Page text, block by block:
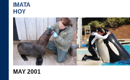
IMATA
HOY
MAY 2001